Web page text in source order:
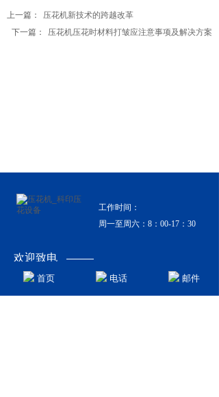
上一篇：
压花机新技术的跨越改革
下一篇：
压花机压花时材料打皱应注意事项及解决方案
工作时间：
周一至周六：8：00-17：30
欢迎致电
0519-86700665
首页 电话 邮件